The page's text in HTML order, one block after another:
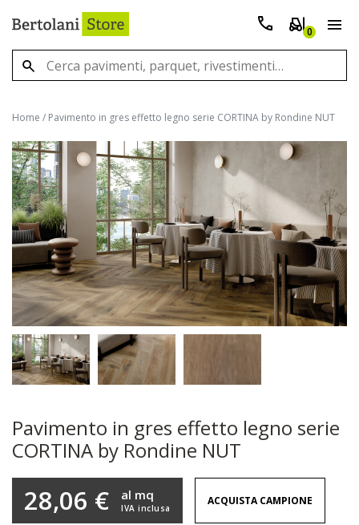
0
Home / Pavimento in gres effetto legno serie CORTINA by Rondine NUT
Pavimento in gres effetto legno serie
CORTINA by Rondine NUT
28,06 € IVA inclusa
al mq ACQUISTA CAMPIONE